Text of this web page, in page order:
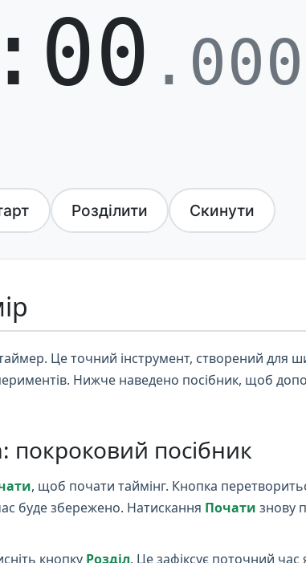
.000
Розділити Скинути
Це точний інструмент, створений для
Нижче наведено посібник, щоб
покроковий посібник
, щоб почати таймінг. Кнопка
буде збережено. Натискання Почати знову
кнопку Розділ. Це зафіксує поточний час